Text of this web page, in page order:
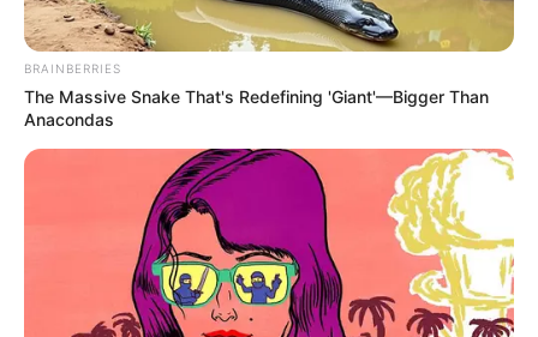
BRAINBERRIES
The Massive Snake That's Redefining 'Giant'—Bigger Than
Anacondas